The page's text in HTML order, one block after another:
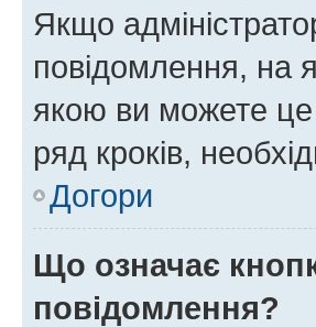
Якщо
повідомлення, на
якою ви можете
ряд кроків,
Догори
Що означає
повідомлення?